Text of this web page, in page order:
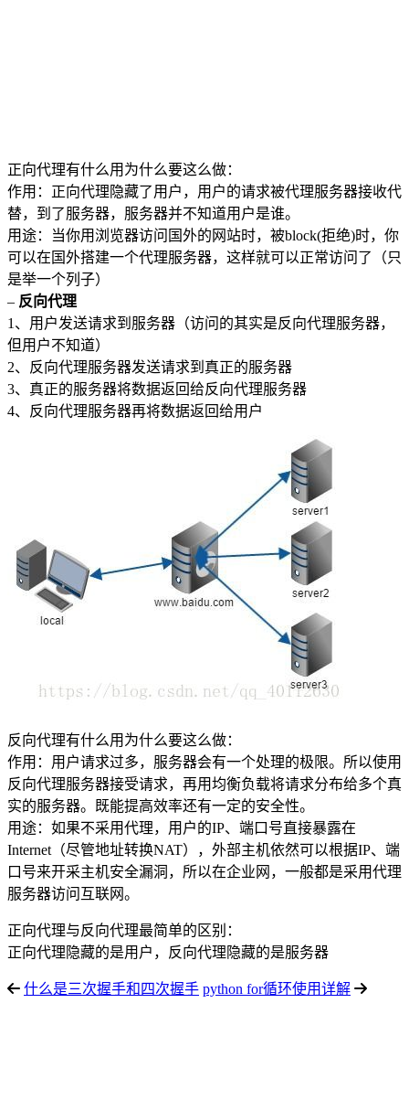
正向代理有什么用为什么要这么做：
作用：正向代理隐藏了用户，用户的请求被代理服务器接收代
替，到了服务器，服务器并不知道用户是谁。
用途：当你用浏览器访问国外的网站时，被block(拒绝)时，你
可以在国外搭建一个代理服务器，这样就可以正常访问了（只
是举一个列子）
– 反向代理
1、用户发送请求到服务器（访问的其实是反向代理服务器，
但用户不知道）
2、反向代理服务器发送请求到真正的服务器
3、真正的服务器将数据返回给反向代理服务器
4、反向代理服务器再将数据返回给用户
反向代理有什么用为什么要这么做：
作用：用户请求过多，服务器会有一个处理的极限。所以使用
反向代理服务器接受请求，再用均衡负载将请求分布给多个真
实的服务器。既能提高效率还有一定的安全性。
用途：如果不采用代理，用户的IP、端口号直接暴露在
Internet（尽管地址转换NAT），外部主机依然可以根据IP、端
口号来开采主机安全漏洞，所以在企业网，一般都是采用代理
服务器访问互联网。
正向代理与反向代理最简单的区别：
正向代理隐藏的是用户，反向代理隐藏的是服务器
什么是三次握手和四次握手 python for循环使用详解